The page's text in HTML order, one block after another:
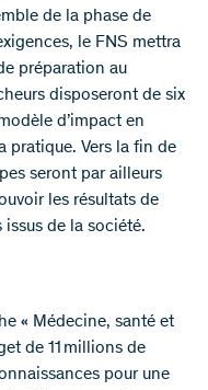
de la phase de
le FNS mettra
préparation au
disposeront de six
d’impact en
pratique. Vers la fin de
seront par ailleurs
les résultats de
issus de la société.
« Médecine, santé et
de 11 millions de
pour une